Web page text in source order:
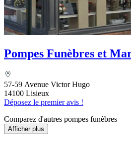
Pompes Funèbres et
57-59 Avenue Victor Hugo
14100 Lisieux
Déposez le premier avis !
Comparez d'autres pompes funèbres
Afficher plus